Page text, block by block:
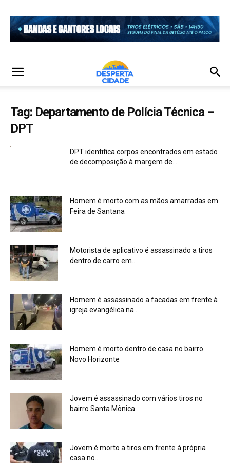
Tag: Departamento de Polícia Técnica –
DPT
DPT identifica corpos encontrados em estado
de decomposição à margem de...
Homem é morto com as mãos amarradas em
Feira de Santana
Motorista de aplicativo é assassinado a tiros
dentro de carro em...
Homem é assassinado a facadas em frente à
igreja evangélica na...
Homem é morto dentro de casa no bairro
Novo Horizonte
Jovem é assassinado com vários tiros no
bairro Santa Mônica
Jovem é morto a tiros em frente à própria
casa no...